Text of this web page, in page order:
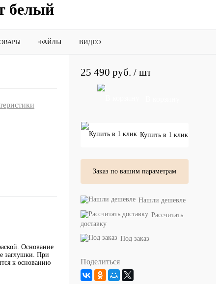
белый
ФАЙЛЫ ВИДЕО
Основание
заглушки. При
к основанию
25 490 руб. / шт
Купить в 1 клик
Заказ по вашим параметрам
Нашли дешевле
Рассчитать
доставку
Под заказ
Поделиться